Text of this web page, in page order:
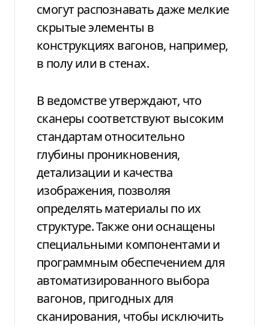
смогут распознавать даже мелкие
скрытые элементы в
конструкциях вагонов, например,
в полу или в стенах.
В ведомстве утверждают, что
сканеры соответствуют высоким
стандартам относительно
глубины проникновения,
детализации и качества
изображения, позволяя
определять материалы по их
структуре. Также они оснащены
специальными компонентами и
программным обеспечением для
автоматизированного выбора
вагонов, пригодных для
сканирования, чтобы исключить